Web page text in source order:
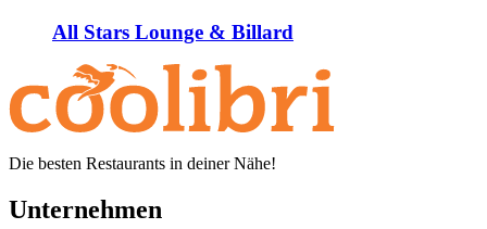
All Stars Lounge & Billard
Die besten Restaurants in deiner Nähe!
Unternehmen